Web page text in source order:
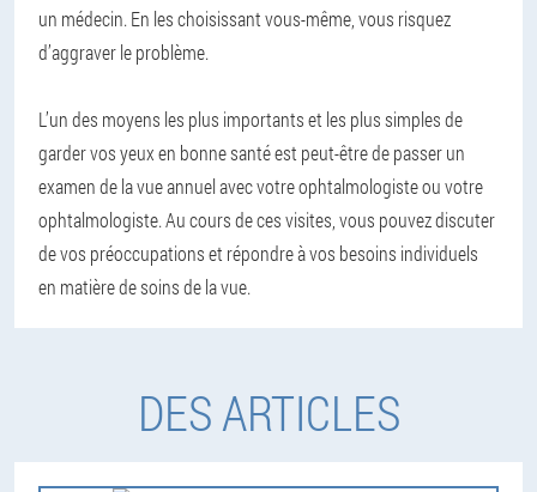
un médecin. En les choisissant vous-même, vous risquez
d’aggraver le problème.
L’un des moyens les plus importants et les plus simples de
garder vos yeux en bonne santé est peut-être de passer un
examen de la vue annuel avec votre ophtalmologiste ou votre
ophtalmologiste. Au cours de ces visites, vous pouvez discuter
de vos préoccupations et répondre à vos besoins individuels
en matière de soins de la vue.
DES ARTICLES